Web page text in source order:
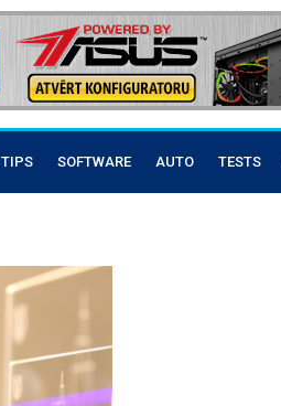
TIPS SOFTWARE AUTO TESTS